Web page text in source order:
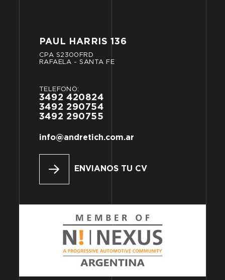
PAUL HARRIS 136
CPA S2300FRD
RAFAELA
- SANTA FE
TELÉFONO:
3492 420824
3492 290754
3492 290755
info@andretich.com.ar
ENVIANOS TU CV